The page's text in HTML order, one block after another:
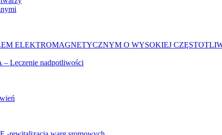
ELEKTROMAGNETYCZNYM O WYSOKIEJ
Leczenie nadpotliwości